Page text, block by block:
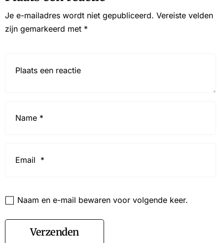
Je e-mailadres wordt niet gepubliceerd. Vereiste velden
zijn gemarkeerd met *
Naam en e-mail bewaren voor volgende keer.
Verzenden